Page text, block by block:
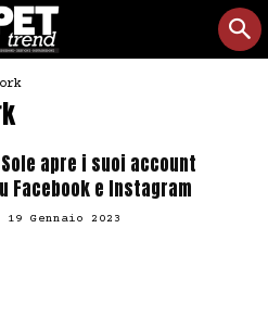
apre i suoi account
Facebook e Instagram
19 Gennaio 2023